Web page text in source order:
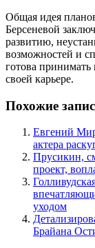
Общая идея
Берсеневой
развитию,
возможностей и
готова
своей карьере.
Похожие
Евгений
актера
Прусикин,
проект,
уходом
Брайана